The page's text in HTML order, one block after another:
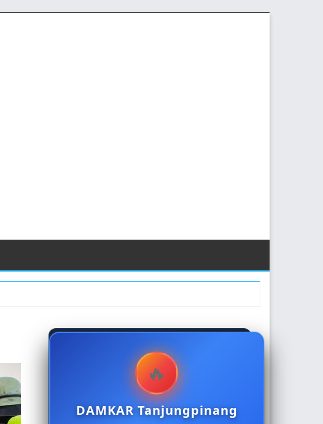
Secondary
Sidebar
DAMKAR Tanjungpinang